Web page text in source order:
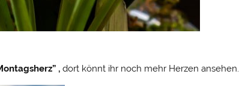
, dort könnt ihr noch mehr Herzen ansehen.